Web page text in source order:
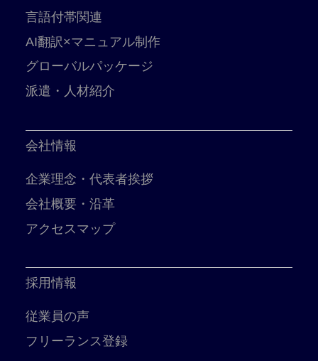
言語付帯関連
AI翻訳×マニュアル制作
グローバルパッケージ
派遣・人材紹介
会社情報
企業理念・代表者挨拶
会社概要・沿革
アクセスマップ
採用情報
従業員の声
フリーランス登録